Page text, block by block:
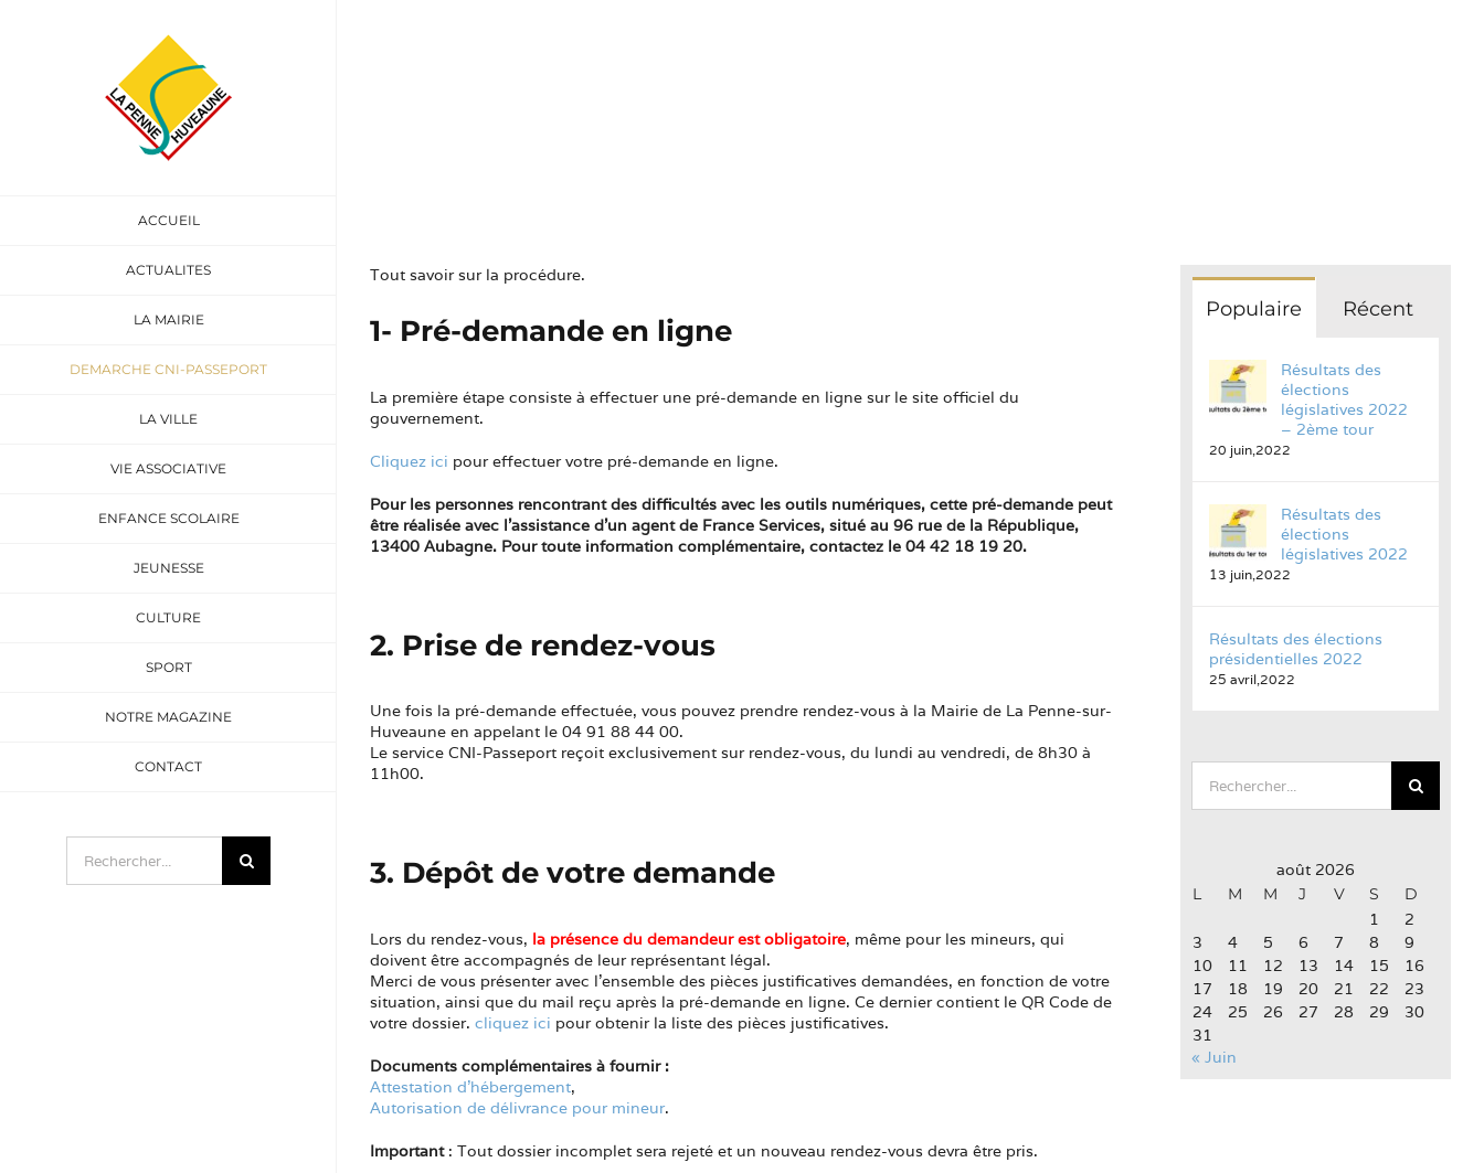
ACCUEIL
ACTUALITES
LA MAIRIE
DEMARCHE CNI-PASSEPORT
LA VILLE
VIE ASSOCIATIVE
ENFANCE SCOLAIRE
JEUNESSE
CULTURE
SPORT
NOTRE MAGAZINE
CONTACT
Tout savoir sur la procédure.
1- Pré-demande en ligne
La première étape consiste à effectuer une pré-demande en ligne sur le site officiel du
gouvernement.
Cliquez ici pour effectuer votre pré-demande en ligne.
Pour les personnes rencontrant des difficultés avec les outils numériques, cette pré-demande peut
être réalisée avec l’assistance d’un agent de France Services, situé au 96 rue de la République,
13400 Aubagne. Pour toute information complémentaire, contactez le 04 42 18 19 20.
2. Prise de rendez-vous
Une fois la pré-demande effectuée, vous pouvez prendre rendez-vous à la Mairie de La Penne-sur-
Huveaune en appelant le 04 91 88 44 00.
Le service CNI-Passeport reçoit exclusivement sur rendez-vous, du lundi au vendredi, de 8h30 à
11h00.
3. Dépôt de votre demande
Lors du rendez-vous, la présence du demandeur est obligatoire, même pour les mineurs, qui
doivent être accompagnés de leur représentant légal.
Merci de vous présenter avec l’ensemble des pièces justificatives demandées, en fonction de votre
situation, ainsi que du mail reçu après la pré-demande en ligne. Ce dernier contient le QR Code de
votre dossier. cliquez ici pour obtenir la liste des pièces justificatives.
Documents complémentaires à fournir :
Attestation d’hébergement,
Autorisation de délivrance pour mineur.
Important: Tout dossier incomplet sera rejeté et un nouveau rendez-vous devra être pris.
Populaire Récent
Résultats des
élections
législatives 2022
– 2ème tour
20 juin,2022
Résultats des
élections
législatives 2022
13 juin,2022
Résultats des élections
présidentielles 2022
25 avril,2022
août 2026
L
M M J V S
D
1
2
3
4 5 6 7 8
9
10
11 12 13 14 15
16
17
18 19 20 21 22
23
24
25 26 27 28 29
30
31
« Juin